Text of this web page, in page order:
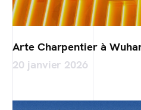
Arte Charpentier à
20 janvier 2026